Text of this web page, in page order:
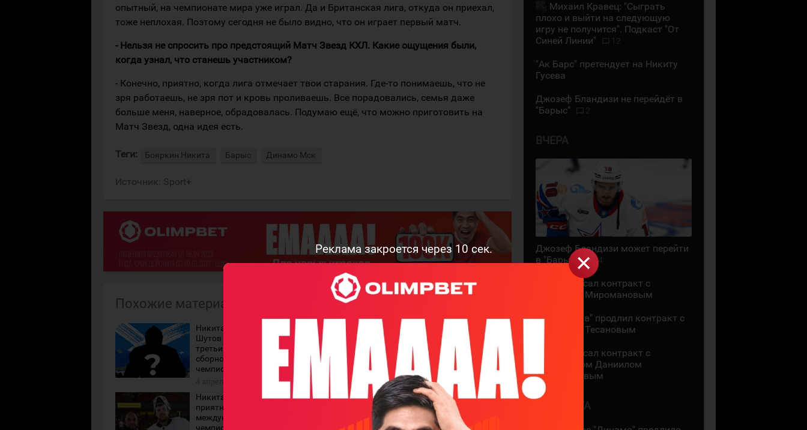
Реклама закроется через9сек.
опытный, на чемпионате мира уже играл. Да и Британская лига, откуда он приехал,
тоже неплохая. Поэтому сегодня не было видно, что он играет первый матч.
- Нельзя не спросить про предстоящий Матч Звезд КХЛ. Какие ощущения были,
когда узнал, что станешь участником?
- Конечно, приятно, когда лига отмечает твои старания. Где-то понимаешь, что не
зря работаешь, не зря пот и кровь проливаешь. Все порадовались, семья даже
больше меня, наверное, обрадовалась. Подумаю ещё, что можно приготовить на
Матч Звезд, одна идея есть.
Теги: Бояркин Никита Барыс Динамо Мск
Источник: Sport+
Похожие материалы
Никита Бояркин, Андрей
Шутов и...? Кто станет
третьим вратарём
сборной Казахстана на
чемпионате мира
Никита Бояркин признан
лучшим хоккеистом
Казахстана
20 сентября 2025 года
Никита Бояркин: "Всегда
приятно сыграть на
международном уровне с
чемпионами других стран"
"Основной план".
Отправленный в "Номад"
Никита Бояркин
рассказал, что хочет
Михаил Кравец: "Сыграть
плохо и выйти на следующую
игру не получится". Подкаст "От
Синей Линии"
"Ак Барс" претендует на Никиту
Гусева
Джозеф Бландизи не перейдёт в
"Барыс"
ВЧЕРА
Джозеф Бландизи может перейти
в "Барыс"
14
СКА подписал контракт с
Даниилом Миромановым
"Локомотив" продлил контракт с
Даниилом Тесановым
СКА подписал контракт с
защитником Даниилом
Миромановым
6 АВГУСТА